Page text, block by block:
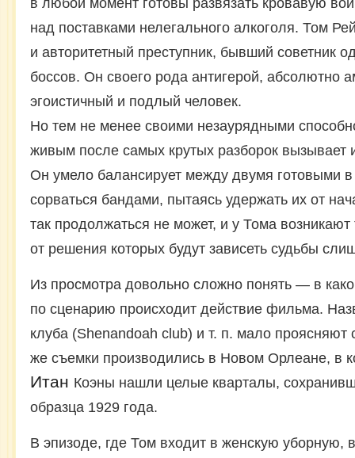
в любой момент готовы развязать кровавую
над поставками нелегального алкоголя. Том
и авторитетный преступник, бывший советник
боссов. Он своего рода антигерой, абсолютно
эгоистичный и подлый человек.
Но тем не менее своими незаурядными
живым после самых крутых разборок вызывает
Он умело балансирует между двумя готовыми
сорваться бандами, пытаясь удержать их от
так продолжаться не может, и у Тома
от решения которых будут зависеть судьбы
Из просмотра довольно сложно понять — в
по сценарию происходит действие фильма.
клуба (Shenandoah club) и т. п. мало проясняют
же съемки производились в Новом Орлеане, в
Итан Коэны нашли целые кварталы,
образца 1929 года.
В эпизоде, где Том входит в женскую уборную,